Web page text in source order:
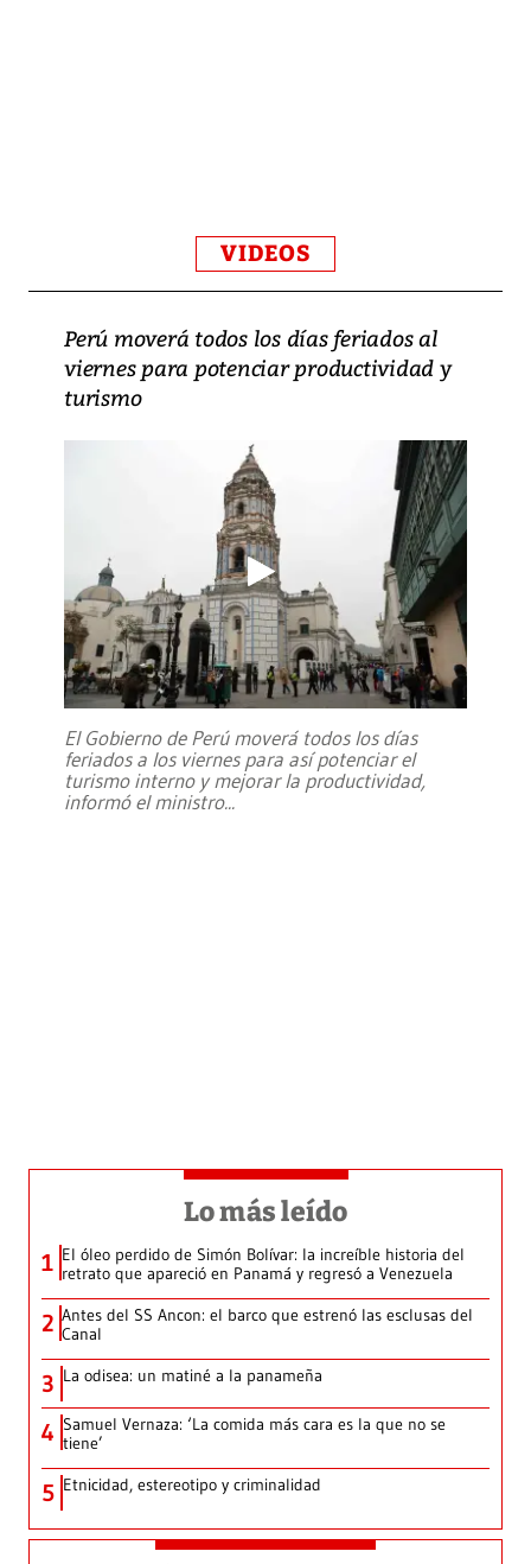
VIDEOS
Perú moverá todos los días feriados al
viernes para potenciar productividad y
turismo
El Gobierno de Perú moverá todos los días
feriados a los viernes para así potenciar el
turismo interno y mejorar la productividad,
informó el ministro...
Lo más leído
1 El óleo perdido de Simón Bolívar: la increíble historia del
retrato que apareció en Panamá y regresó a Venezuela
2 Antes del SS Ancon: el barco que estrenó las esclusas del
Canal
3 La odisea: un matiné a la panameña
4 Samuel Vernaza: ‘La comida más cara es la que no se
tiene’
5 Etnicidad, estereotipo y criminalidad